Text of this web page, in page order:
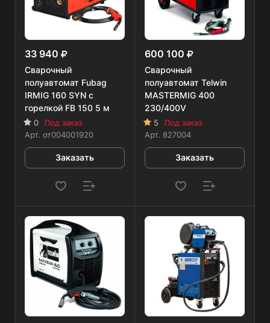
33 940
Сварочный
полуавтомат Fubag
IRMIG 160 SYN с
горелкой FB 150 5 м
0
Под заказ
Арт. от004001920
Заказать
600 100
Сварочный
полуавтомат Telwin
MASTERMIG 400
230/400V
5
Под заказ
Арт. 827004
Заказать